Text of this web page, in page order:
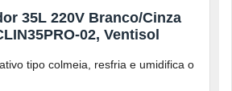
35L 220V Branco/Cinza
02, Ventisol
tipo colmeia, resfria e umidifica o